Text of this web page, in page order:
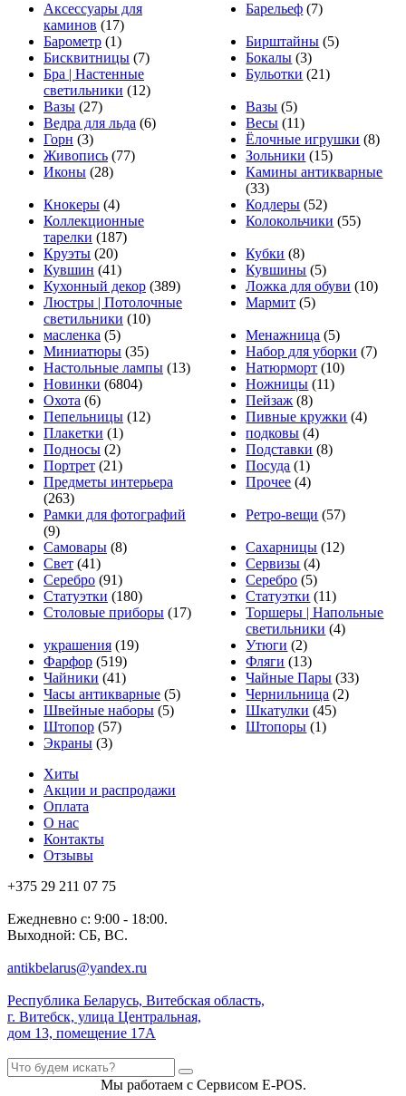
Аксессуары для
каминов (17)
Барельеф (7)
Барометр (1) Бирштайны (5)
Бисквитницы (7) Бокалы (3)
Бра | Настенные
светильники (12)
Бульотки (21)
Вазы (27) Вазы (5)
Ведра для льда (6) Весы (11)
Горн (3) Ёлочные игрушки (8)
Живопись (77) Зольники (15)
Иконы (28)
Камины антикварные
(33)
Кнокеры (4) Кодлеры (52)
Коллекционные
тарелки (187)
Колокольчики (55)
Круэты (20) Кубки (8)
Кувшин (41) Кувшины (5)
Кухонный декор (389) Ложка для обуви (10)
Люстры | Потолочные
светильники (10)
Мармит (5)
масленка (5) Менажница (5)
Миниатюры (35) Набор для уборки (7)
Настольные лампы (13) Натюрморт (10)
Новинки (6804) Ножницы (11)
Охота (6) Пейзаж (8)
Пепельницы (12) Пивные кружки (4)
Плакетки (1) подковы (4)
Подносы (2) Подставки (8)
Портрет (21) Посуда (1)
Предметы интерьера
(263)
Прочее (4)
Рамки для фотографий
(9)
Ретро-вещи (57)
Самовары (8) Сахарницы (12)
Свет (41) Сервизы (4)
Серебро (91) Серебро (5)
Статуэтки (180) Статуэтки (11)
Столовые приборы (17)
Торшеры | Напольные
светильники (4)
украшения (19) Утюги (2)
Фарфор (519) Фляги (13)
Чайники (41) Чайные Пары (33)
Часы антикварные (5) Чернильница (2)
Швейные наборы (5) Шкатулки (45)
Штопор (57) Штопоры (1)
Экраны (3)
Хиты
Акции и распродажи
Оплата
О нас
Контакты
Отзывы
+375 29 211 07 75
Ежедневно с: 9:00 - 18:00.
Выходной: СБ, ВС.
antikbelarus@yandex.ru
Республика Беларусь, Витебская область,
г. Витебск, улица Центральная,
дом 13, помещение 17А
Мы работаем с Сервисом E-POS.